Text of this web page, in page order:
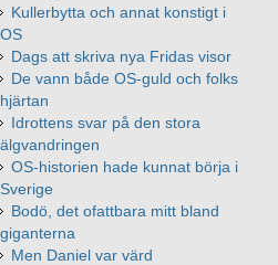
Kullerbytta och annat konstigt i
OS
Dags att skriva nya Fridas visor
De vann både OS-guld och folks
hjärtan
Idrottens svar på den stora
älgvandringen
OS-historien hade kunnat börja i
Sverige
Bodö, det ofattbara mitt bland
giganterna
Men Daniel var värd